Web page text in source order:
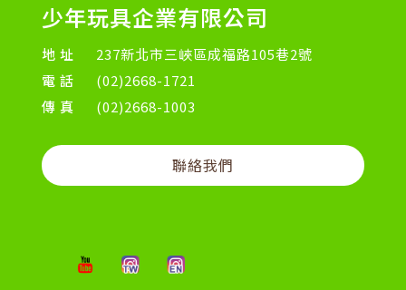
少年玩具企業有限公司
地址
237新北市三峽區成福路105巷2號
電話
(02)2668-1721
傳真
(02)2668-1003
聯絡我們